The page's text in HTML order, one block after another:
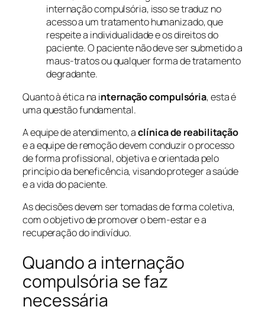
internação compulsória, isso se traduz no
acesso a um tratamento humanizado, que
respeite a individualidade e os direitos do
paciente. O paciente não deve ser submetido a
maus-tratos ou qualquer forma de tratamento
degradante.
Quanto à ética na internação compulsória, esta é
uma questão fundamental.
A equipe de atendimento, aclínica de reabilitação
e a equipe de remoção devem conduzir o processo
de forma profissional, objetiva e orientada pelo
princípio da beneficência, visando proteger a saúde
e a vida do paciente.
As decisões devem ser tomadas de forma coletiva,
com o objetivo de promover o bem-estar e a
recuperação do indivíduo.
Quando a internação
compulsória se faz
necessária